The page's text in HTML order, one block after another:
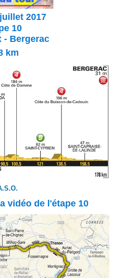
2017
10
- Bergerac
km
vidéo de l'étape 10